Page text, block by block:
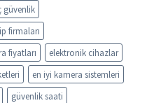
güvenlik
firmaları
fiyatları
elektronik cihazlar
en iyi kamera sistemleri
güvenlik saati